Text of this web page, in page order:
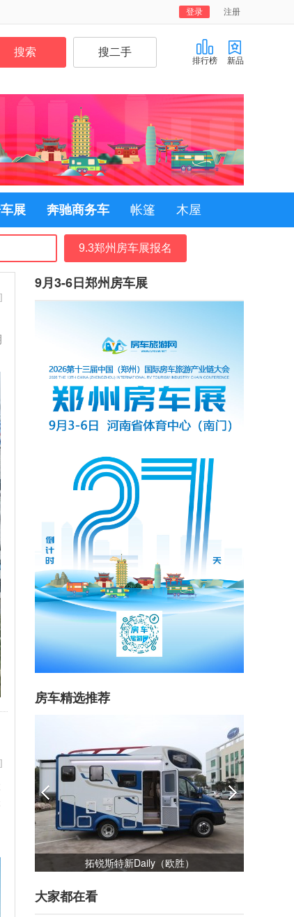
注册
登录
排行榜 新品
展 奔驰商务车 帐篷 木屋
9.3郑州房车展报名
9月3-6日郑州房车展
房车精选推荐
佳乐金旅考斯特
大家都在看